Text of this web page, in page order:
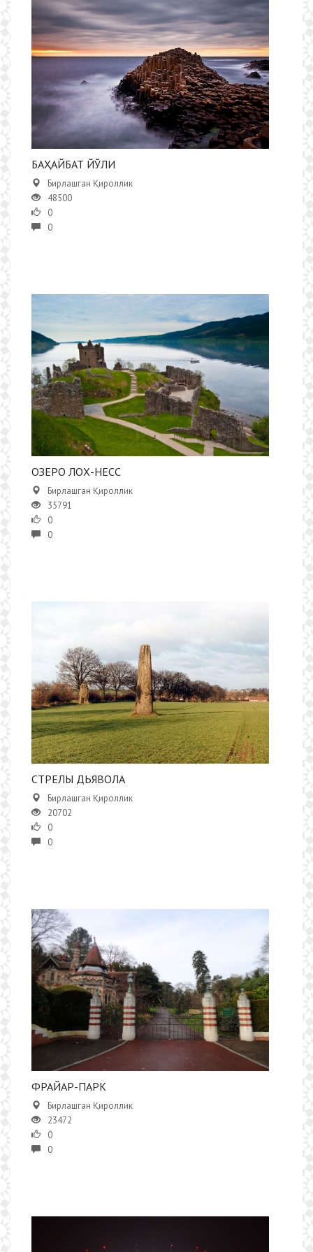
БАҲАЙБАТ ЙЎЛИ
Бирлашган Қироллик
48500
0
0
ОЗЕРО ЛОХ-НЕСС
Бирлашган Қироллик
35791
0
0
СТРЕЛЫ ДЬЯВОЛА
Бирлашган Қироллик
20702
0
0
ФРАЙАР-ПАРК
Бирлашган Қироллик
23472
0
0